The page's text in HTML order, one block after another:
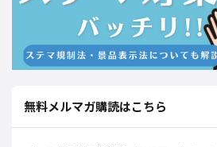
無料メルマガ購読はこちら